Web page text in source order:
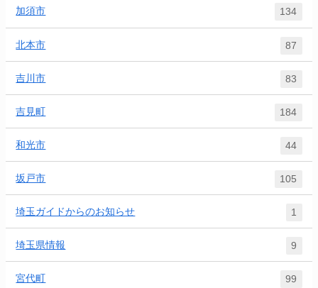
加須市 134
北本市 87
吉川市 83
吉見町 184
和光市 44
坂戸市 105
埼玉ガイドからのお知らせ 1
埼玉県情報 9
宮代町 99